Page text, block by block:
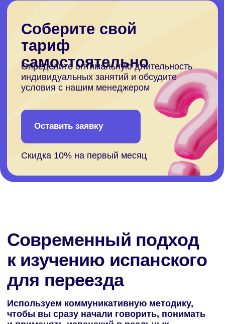
Записаться на урок-знакомство
Если не знаете, что выбрать
Наш преподаватель проведет 40
минутный пробный урок за
фиксированную стоимость:
На пробном занятии определим ваш
уровень языка, подберем подходящий
формат и программу обучения, которая
будет отражать ваши цели и задачи